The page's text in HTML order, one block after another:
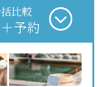
比較
予約